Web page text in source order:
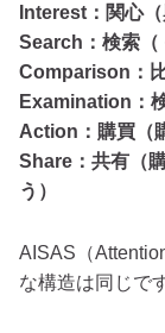
Interest：関心
Search：検索（
Comparison：
Examination：
Action：購買（
Share：共有（
う）
AISAS（
な構造は同じで